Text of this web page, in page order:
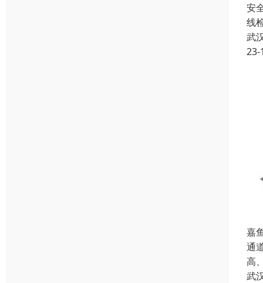
安
线
武
23-
嘉
通
高
武